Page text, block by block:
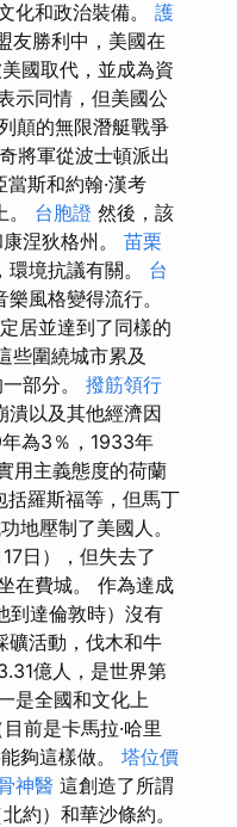
化和政治裝備。 護
友勝利中，美國在
國取代，並成為資
示同情，但美國公
顛的無限潛艇戰爭
將軍從波士頓派出
斯和約翰·漢考
。 台胞證 然後，該
涅狄格州。 苗栗
境抗議有關。 台
風格變得流行。
居並達到了同樣的
些圍繞城市累及
部分。 撥筋領行
潰以及其他經濟因
為3％，1933年
用主義態度的荷蘭
括羅斯福等，但馬丁
地壓制了美國人。
日），但失去了
在費城。 作為達成
到達倫敦時）沒有
礦活動，伐木和牛
億人，是世界第
是全國和文化上
前是卡馬拉·哈里
夠這樣做。 塔位價
神醫 這創造了所謂
約）和華沙條約。